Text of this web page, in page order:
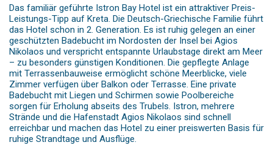
Das familiär geführte Istron Bay Hotel ist ein attraktiver Preis-
Leistungs-Tipp auf Kreta. Die Deutsch-Griechische Familie führt
das Hotel schon in 2. Generation. Es ist ruhig gelegen an einer
geschützten Badebucht im Nordosten der Insel bei Agios
Nikolaos und verspricht entspannte Urlaubstage direkt am Meer
– zu besonders günstigen Konditionen. Die gepflegte Anlage
mit Terrassenbauweise ermöglicht schöne Meerblicke, viele
Zimmer verfügen über Balkon oder Terrasse. Eine private
Badebucht mit Liegen und Schirmen sowie Poolbereiche
sorgen für Erholung abseits des Trubels. Istron, mehrere
Strände und die Hafenstadt Agios Nikolaos sind schnell
erreichbar und machen das Hotel zu einer preiswerten Basis für
ruhige Strandtage und Ausflüge.